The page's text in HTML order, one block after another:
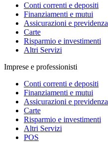
Conti correnti e depositi
Finanziamenti e mutui
Assicurazioni e previdenza
Carte
Risparmio e investimenti
Altri Servizi
Imprese e professionisti
Conti correnti e depositi
Finanziamenti e mutui
Assicurazioni e previdenza
Carte
Risparmio e investimenti
Altri Servizi
POS